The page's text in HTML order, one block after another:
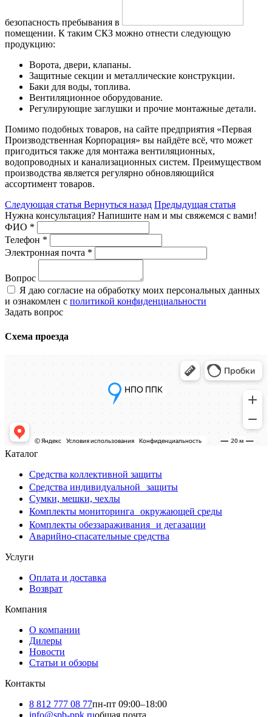
безопасность пребывания в
помещении. К таким СКЗ можно отнести следующую
продукцию:
Ворота, двери, клапаны.
Защитные секции и металлические конструкции.
Баки для воды, топлива.
Вентиляционное оборудование.
Регулирующие заглушки и прочие монтажные детали.
Помимо подобных товаров, на сайте предприятия «Первая
Производственная Корпорация» вы найдёте всё, что может
пригодиться также для монтажа вентиляционных,
водопроводных и канализационных систем. Преимуществом
производства является регулярно обновляющийся
ассортимент товаров.
Следующая статья Вернуться назад Предыдущая статья
Нужна консультация? Напишите нам и мы свяжемся с вами!
ФИО *
Телефон *
Электронная почта *
Вопрос
Я даю согласие на обработку моих персональных данных
и ознакомлен с политикой конфиденциальности
Задать вопрос
Схема проезда
Каталог
Средства коллективной защиты
Средства индивидуальной защиты
Сумки, мешки, чехлы
Комплекты мониторинга окружающей среды
Комплекты обеззараживания и дегазации
Аварийно-спасательные средства
Услуги
Оплата и доставка
Возврат
Компания
О компании
Дилеры
Новости
Статьи и обзоры
Контакты
8 812 777 08 77пн-пт 09:00–18:00
info@spb-ppk.ruобщая почта